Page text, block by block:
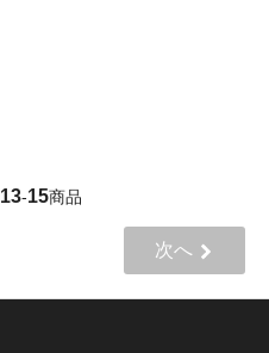
13-15商品
次へ